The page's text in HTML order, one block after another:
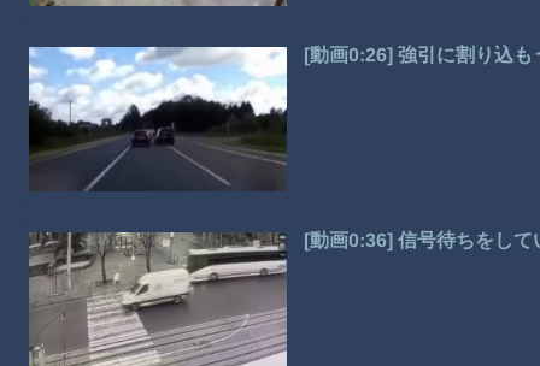
[動画0:26] 強引に割り込
[動画0:36] 信号待ちをし